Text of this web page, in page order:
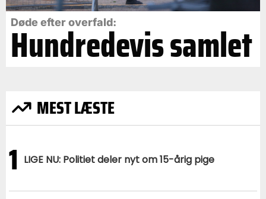
Døde efter overfald:
Hundredevis samlet
MEST LÆSTE
1 LIGE NU: Politiet deler nyt om 15-årig pige